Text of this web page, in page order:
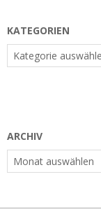
KATEGORIEN
Kategorien
ARCHIV
Archiv